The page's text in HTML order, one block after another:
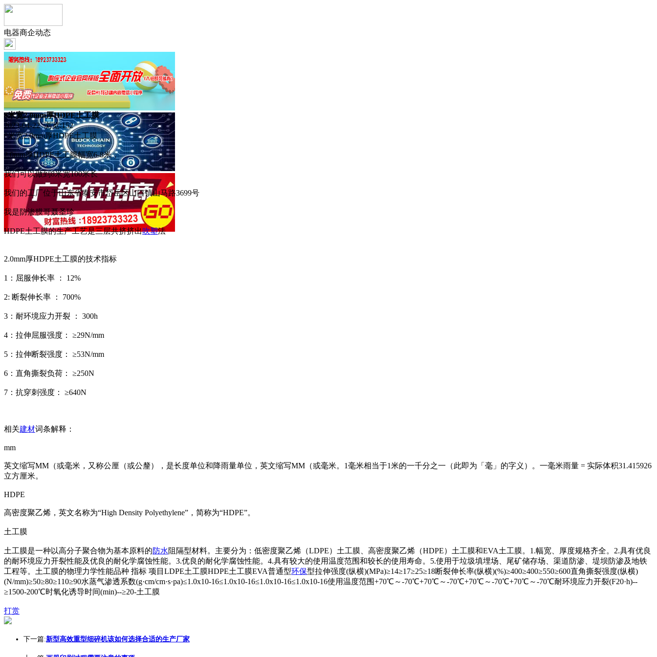
电器商企动态
8米宽2.0mm厚HDPE土工膜
2023-04-22 浏览:152
8米宽2.0mm厚HDPE土工膜
2.0mm厚HDPE土工膜幅宽6-8米，
我们可以做到8米宽100米长
我们的工厂位于山东省泰安市岱岳区山口镇山马路3699号
我是防渗膜哥聂圣珍
HDPE土工膜的生产工艺是三层共挤挤出吹塑法
2.0mm厚HDPE土工膜的技术指标
1：屈服伸长率 ： 12%
2: 断裂伸长率 ： 700%
3：耐环境应力开裂 ： 300h
4：拉伸屈服强度： ≥29N/mm
5：拉伸断裂强度： ≥53N/mm
6：直角撕裂负荷： ≥250N
7：抗穿刺强度： ≥640N
相关建材词条解释：
mm
英文缩写MM（或毫米，又称公厘（或公釐），是长度单位和降雨量单位，英文缩写MM（或毫米。1毫米相当于1米的一千分之一（此即为「毫」的字义）。一毫米雨量 = 实际体积31.415926
立方厘米。
HDPE
高密度聚乙烯，英文名称为“High Density Polyethylene”，简称为“HDPE”。
土工膜
土工膜是一种以高分子聚合物为基本原料的防水阻隔型材料。主要分为：低密度聚乙烯（LDPE）土工膜、高密度聚乙烯（HDPE）土工膜和EVA土工膜。1.幅宽、厚度规格齐全。2.具有优良
的耐环境应力开裂性能及优良的耐化学腐蚀性能。3.优良的耐化学腐蚀性能。4.具有较大的使用温度范围和较长的使用寿命。5.使用于垃圾填埋场、尾矿储存场、渠道防渗、堤坝防渗及地铁
工程等。土工膜的物理力学性能品种 指标 项目LDPE土工膜HDPE土工膜EVA普通型环保型拉伸强度(纵横)(MPa)≥14≥17≥25≥18断裂伸长率(纵横)(%)≥400≥400≥550≥600直角撕裂强度(纵横)
(N/mm)≥50≥80≥110≥90水蒸气渗透系数(g·cm/cm·s·pa)≤1.0x10-16≤1.0x10-16≤1.0x10-16≤1.0x10-16使用温度范围+70℃～-70℃+70℃～-70℃+70℃～-70℃+70℃～-70℃耐环境应力开裂(F20·h)--
≥1500-200℃时氧化诱导时间(min)--≥20-土工膜
打赏
下一篇:新型高效重型细碎机该如何选择合适的生产厂家